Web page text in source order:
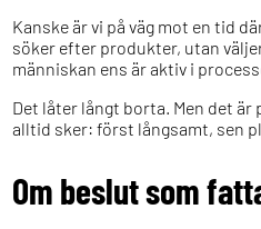
Kanske är vi på väg mot en tid
söker efter produkter, utan
människan ens är aktiv i
Det låter långt borta. Men det
alltid sker: först långsamt, sen
Om beslut som